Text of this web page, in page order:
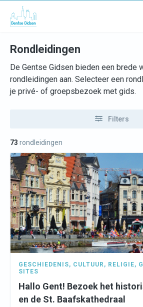
Rondleidingen
De Gentse Gidsen bieden een brede
rondleidingen aan. Selecteer een
je privé- of groepsbezoek met gids.
Filters
73 rondleidingen
GESCHIEDENIS, CULTUUR , RELIGIE,
SITES
Hallo Gent! Bezoek het
en de St. Baafskathedraal